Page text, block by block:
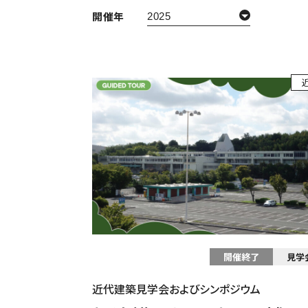
開催年
見学
開催終了
近代建築見学会およびシンポジウム